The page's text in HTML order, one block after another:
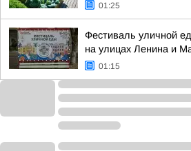
01:25
Фестиваль уличной
на улицах Ленина и
01:15